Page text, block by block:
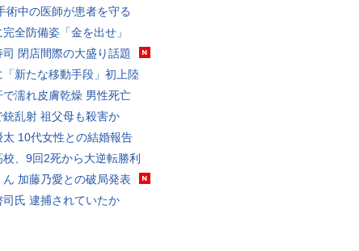
術中の医師が患者を守る
全防備姿「金を出せ」
司 閉店間際の大盛り話題
「新たな移動手段」初上陸
で濡れ皮膚乾燥 男性死亡
銃乱射 祖父母も殺害か
太 10代女性との結婚報告
校、9回2死から大逆転勝利
ん 加藤乃愛との破局発表
司氏 逮捕されていたか